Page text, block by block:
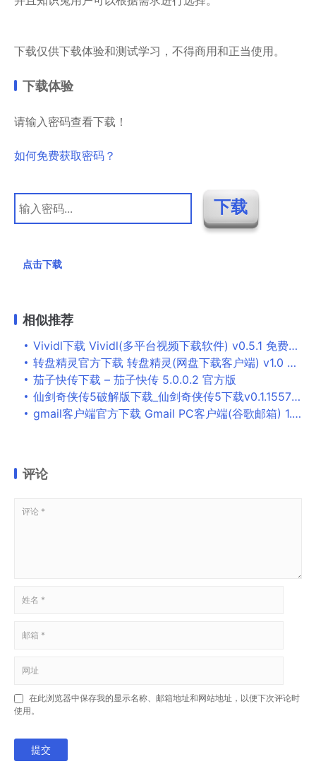
下载仅供下载体验和测试学习，不得商用和正当使用。
下载体验
请输入密码查看下载！
如何免费获取密码？
点击下载
相似推荐
Vividl下载 Vividl(多平台视频下载软件) v0.5.1 免费安装版
转盘精灵官方下载 转盘精灵(网盘下载客户端) v1.0 官方免费绿色版 32位
茄子快传下载 – 茄子快传 5.0.0.2 官方版
仙剑奇侠传5破解版下载_仙剑奇侠传5下载v0.1.15579免安装版
gmail客户端官方下载 Gmail PC客户端(谷歌邮箱) 1.0.0.1 中文免费正式版
评论
在此浏览器中保存我的显示名称、邮箱地址和网站地址，以便下次评论时
使用。
提交